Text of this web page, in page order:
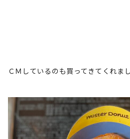
ＣＭしているのも買ってきてくれま